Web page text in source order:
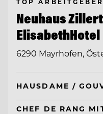
TOP ARBEITGEBER
Neuhaus
ElisabethHotel
6290 Mayrhofen,
HAUSDAME /
CHEF DE RANG